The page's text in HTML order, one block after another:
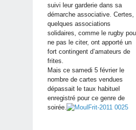
suivi leur garderie dans sa
démarche associative. Certes,
quelques associations
solidaires, comme le rugby
ne pas le citer, ont apporté un
fort contingent d’amateurs de
frites.
Mais ce samedi 5 février le
nombre de cartes vendues
dépassait le taux habituel
enregistré pour ce genre de
soirée.